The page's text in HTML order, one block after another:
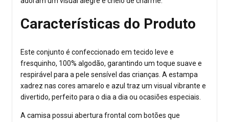
Características do Produto
Este conjunto é confeccionado em tecido leve e
fresquinho, 100% algodão, garantindo um toque suave e
respirável para a pele sensível das crianças. A estampa
xadrez nas cores amarelo e azul traz um visual vibrante e
divertido, perfeito para o dia a dia ou ocasiões especiais.
A camisa possui abertura frontal com botões que